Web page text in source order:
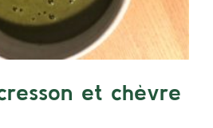
CRESSON
et chèvre